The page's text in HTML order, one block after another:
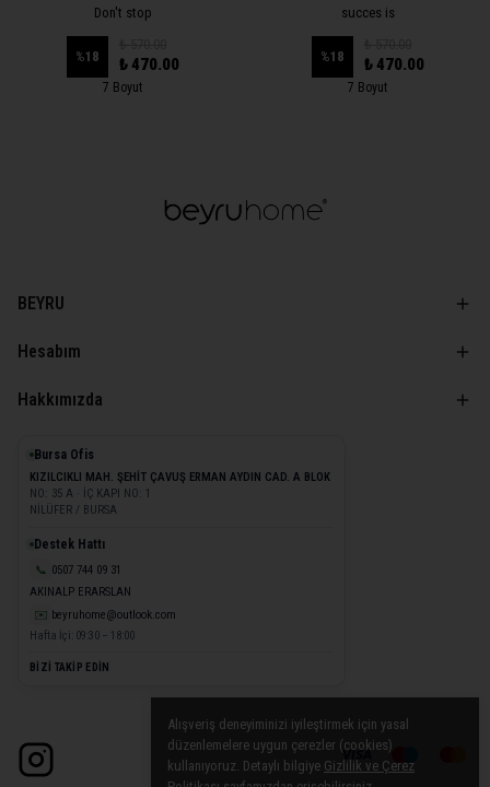
Alışveriş deneyiminizi iyileştirmek için yasal
düzenlemelere uygun çerezler (cookies)
kullanıyoruz. Detaylı bilgiye Gizlilik ve Çerez
Don't stop
%18 ₺ 470.00
7 Boyut
succes is
%18 ₺ 470.00
7 Boyut
BEYRU
Hesabım
Hakkımızda
Bursa Ofis
KIZILCIKLI MAH. ŞEHİT ÇAVUŞ ERMAN AYDIN CAD. A BLOK
NO: 35 A · İÇ KAPI NO: 1
NİLÜFER / BURSA
Destek Hattı
📞 0507 744 09 31
AKINALP ERARSLAN
✉️ beyruhome@outlook.com
Hafta İçi: 09:30 – 18:00
BİZİ TAKİP EDİN